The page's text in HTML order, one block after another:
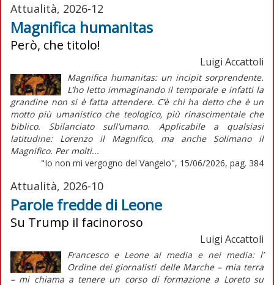
Attualità, 2026-12
Magnifica humanitas
Però, che titolo!
Luigi Accattoli
Magnifica humanitas: un incipit sorprendente.
L’ho letto immaginando il temporale e infatti la
grandine non si è fatta attendere. C’è chi ha detto che è un
motto più umanistico che teologico, più rinascimentale che
biblico. Sbilanciato sull’umano. Applicabile a qualsiasi
latitudine: Lorenzo il Magnifico, ma anche Solimano il
Magnifico. Per molti...
"Io non mi vergogno del Vangelo", 15/06/2026, pag. 384
Attualità, 2026-10
Parole fredde di Leone
Su Trump il facinoroso
Luigi Accattoli
Francesco e Leone ai media e nei media: l’
Ordine dei giornalisti delle Marche – mia terra
– mi chiama a tenere un corso di formazione a Loreto su